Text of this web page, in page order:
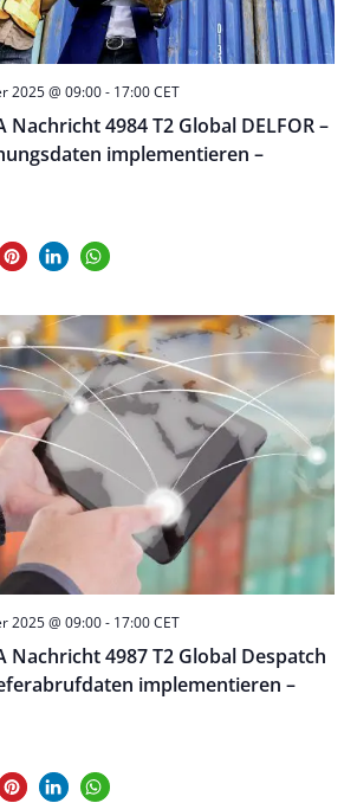
Nachricht 4984 T2 Global DELFOR –
implementieren –
2025 @ 09:00- 17:00 CET
Nachricht 4987 T2 Global Despatch
implementieren –
2025 @ 09:00- 17:00 CET